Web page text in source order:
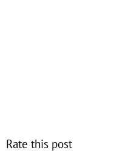
Rate this post